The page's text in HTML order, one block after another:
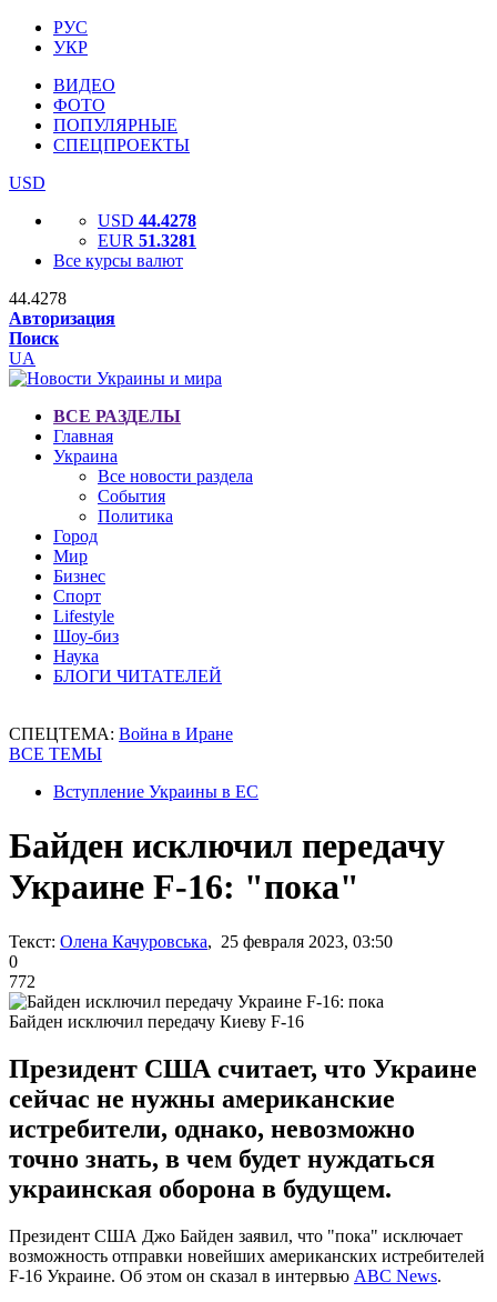
РУС
УКР
ВИДЕО
ФОТО
ПОПУЛЯРНЫЕ
СПЕЦПРОЕКТЫ
USD
USD 44.4278
EUR 51.3281
Все курсы валют
44.4278
Авторизация
Поиск
UA
ВСЕ РАЗДЕЛЫ
Главная
Украина
Все новости раздела
События
Политика
Город
Мир
Бизнес
Спорт
Lifestyle
Шоу-биз
Наука
БЛОГИ ЧИТАТЕЛЕЙ
СПЕЦТЕМА: Война в Иране
ВСЕ ТЕМЫ
Вступление Украины в ЕС
Байден исключил передачу
Украине F-16: "пока"
Текст: Олена Качуровська, 25 февраля 2023, 03:50
0
772
Байден исключил передачу Киеву F-16
Президент США считает, что Украине
сейчас не нужны американские
истребители, однако, невозможно
точно знать, в чем будет нуждаться
украинская оборона в будущем.
Президент США Джо Байден заявил, что "пока" исключает
возможность отправки новейших американских истребителей
F-16 Украине. Об этом он сказал в интервью ABC News.